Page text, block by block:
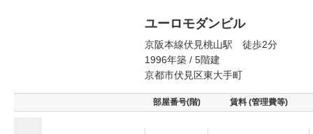
ユーロモダンビル
京阪本線伏見桃山駅 徒歩2分
1996年築 / 5階建
京都市伏見区東大手町
部屋番号(階) 賃料 (管理費等)